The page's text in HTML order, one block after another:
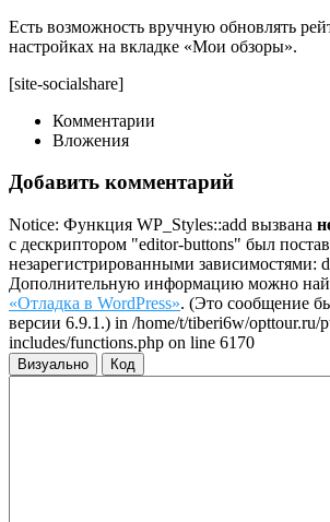
Есть возможность вручную обновлять
настройках на вкладке «Мои обзоры».
[site-socialshare]
Комментарии
Вложения
Добавить комментарий
Notice: Функция WP_Styles::add вызвана
с дескриптором "editor-buttons" был
незарегистрированными зависимостями:
Дополнительную информацию можно
«Отладка в WordPress». (Это сообщение
версии 6.9.1.) in /home/t/tiberi6w/opttour.ru/
includes/functions.php on line 6170
Визуально Код